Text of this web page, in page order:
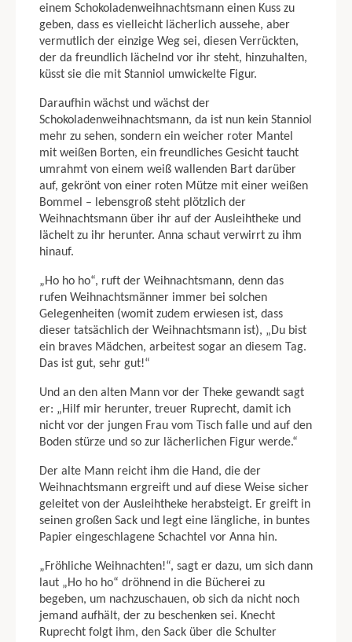
einem Schokoladenweih­nachtsmann einen Kuss zu
geben, dass es vielleicht lächerlich aussehe, aber
ver­mutlich der einzige Weg sei, diesen Verrückten,
der da freundlich lächelnd vor ihr steht, hinzuhalten,
küsst sie die mit Stanniol umwickelte Figur.
Daraufhin wächst und wächst der
Schokoladenweihnachtsmann, da ist nun kein Stanniol
mehr zu sehen, sondern ein weicher roter Mantel
mit weißen Borten, ein freundliches Gesicht taucht
umrahmt von einem weiß wallenden Bart darüber
auf, gekrönt von einer roten Mütze mit einer weißen
Bommel – lebensgroß steht plötzlich der
Weihnachtsmann über ihr auf der Ausleihtheke und
lächelt zu ihr herunter. Anna schaut verwirrt zu ihm
hinauf.
„Ho ho ho“, ruft der Weihnachtsmann, denn das
rufen Weihnachtsmänner immer bei solchen
Gelegenheiten (womit zudem erwiesen ist, dass
dieser tatsächlich der Weihnachtsmann ist), „Du bist
ein braves Mädchen, arbeitest sogar an diesem Tag.
Das ist gut, sehr gut!“
Und an den alten Mann vor der Theke gewandt sagt
er: „Hilf mir herunter, treuer Ruprecht, damit ich
nicht vor der jungen Frau vom Tisch falle und auf den
Boden stürze und so zur lächerlichen Figur werde.“
Der alte Mann reicht ihm die Hand, die der
Weihnachtsmann ergreift und auf die­se Weise sicher
geleitet von der Ausleihtheke herabsteigt. Er greift in
seinen gro­ßen Sack und legt eine längliche, in buntes
Papier eingeschlagene Schachtel vor Anna hin.
„Fröhliche Weihnachten!“, sagt er dazu, um sich dann
laut „Ho ho ho“ dröhnend in die Bücherei zu
begeben, um nachzuschauen, ob sich da nicht noch
jemand aufhält, der zu beschenken sei. Knecht
Ruprecht folgt ihm, den Sack über die Schulter